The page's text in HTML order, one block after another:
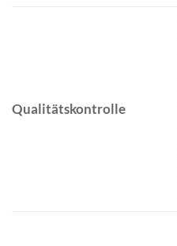
Qualitätskontrolle